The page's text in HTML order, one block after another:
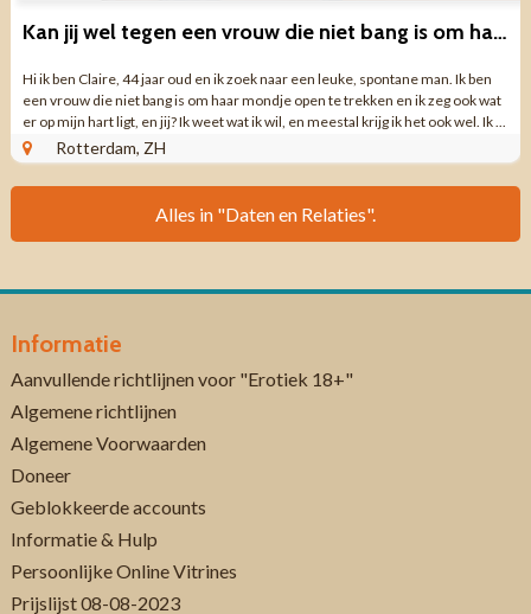
Kan jij wel tegen een vrouw die niet bang is om haar mond open te
Hi ik ben Claire, 44 jaar oud en ik zoek naar een leuke, spontane man. Ik ben
een vrouw die niet bang is om haar mondje open te trekken en ik zeg ook wat
er op mijn hart ligt, en jij? Ik weet wat ik wil, en meestal krijg ik het ook wel. Ik ...
Rotterdam, ZH
Alles in "Daten en Relaties".
Informatie
Aanvullende richtlijnen voor "Erotiek 18+"
Algemene richtlijnen
Algemene Voorwaarden
Doneer
Geblokkeerde accounts
Informatie & Hulp
Persoonlijke Online Vitrines
Prijslijst 08-08-2023